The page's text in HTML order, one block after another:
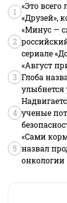
1
«Это
«Друзей»,
2
«Минус —
сериале
3
«Август
Глоба
улыбнется
4 ученые
5
«Сами
назвал
онкологии